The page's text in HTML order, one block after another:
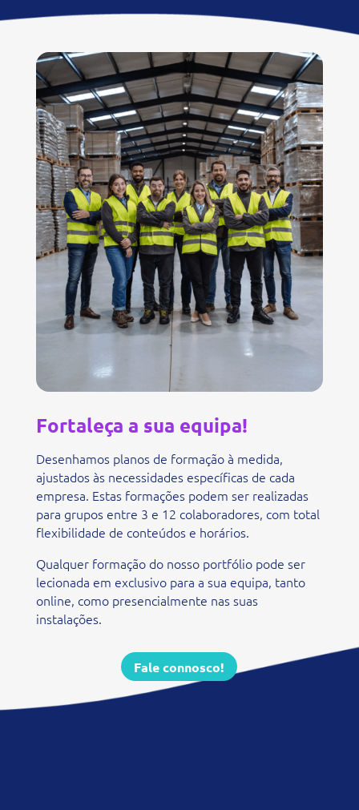
Fortaleça a sua equipa!
Desenhamos planos de formação à medida,
ajustados às necessidades específicas de cada
empresa. Estas formações podem ser realizadas
para grupos entre 3 e 12 colaboradores, com total
flexibilidade de conteúdos e horários.
Qualquer formação do nosso portfólio pode ser
lecionada em exclusivo para a sua equipa, tanto
online, como presencialmente nas suas
instalações.
Fale connosco!